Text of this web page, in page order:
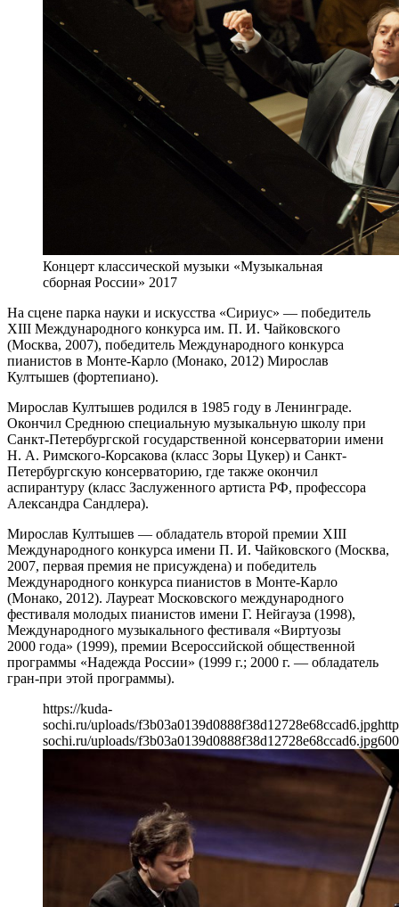
Концерт классической музыки «Музыкальная
сборная России» 2017
На сцене парка науки и искусства «Сириус» — победитель
ХIII Международного конкурса им. П. И. Чайковского
(Москва, 2007), победитель Международного конкурса
пианистов в Монте-Карло (Монако, 2012) Мирослав
Култышев (фортепиано).
Мирослав Култышев родился в 1985 году в Ленинграде.
Окончил Среднюю специальную музыкальную школу при
Санкт-Петербургской государственной консерватории имени
Н. А. Римского-Корсакова (класс Зоры Цукер) и Санкт-
Петербургскую консерваторию, где также окончил
аспирантуру (класс Заслуженного артиста РФ, профессора
Александра Сандлера).
Мирослав Култышев — обладатель второй премии ХIII
Международного конкурса имени П. И. Чайковского (Москва,
2007, первая премия не присуждена) и победитель
Международного конкурса пианистов в Монте-Карло
(Монако, 2012). Лауреат Московского международного
фестиваля молодых пианистов имени Г. Нейгауза (1998),
Международного музыкального фестиваля «Виртуозы
2000 года» (1999), премии Всероссийской общественной
программы «Надежда России» (1999 г.; 2000 г. — обладатель
гран-при этой программы).
https://kuda-
sochi.ru/uploads/f3b03a0139d0888f38d12728e68ccad6.jpg
sochi.ru/uploads/f3b03a0139d0888f38d12728e68ccad6.jpg600